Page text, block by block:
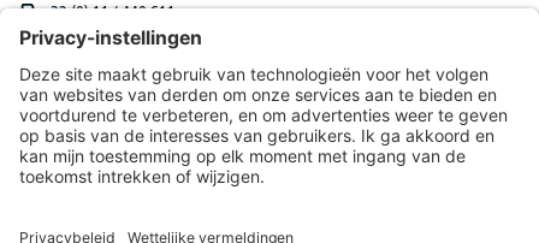
+32 (0) 11 / 440 611
sales@deskin.be
Of via onscontactformulier.
DESKIN N. V.